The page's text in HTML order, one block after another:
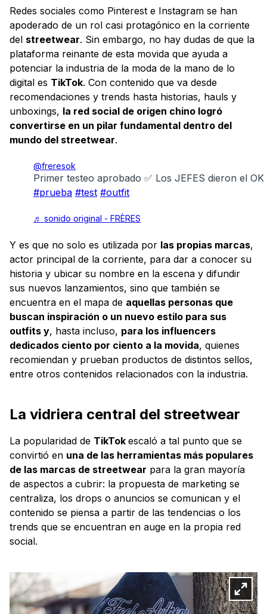
Redes sociales como Pinterest e Instagram se han
apoderado de un rol casi protagónico en la corriente
del streetwear. Sin embargo, no hay dudas de que la
plataforma reinante de esta movida que ayuda a
potenciar la industria de la moda de la mano de lo
digital es TikTok. Con contenido que va desde
recomendaciones y trends hasta historias, hauls y
unboxings, la red social de origen chino logró
convertirse en un pilar fundamental dentro del
mundo del streetwear.
@freresok
Primer testeo aprobado ✅ Los JEFES dieron el OK
#prueba #test #outfit
♬ sonido original - FRÈRES
Y es que no solo es utilizada por las propias marcas,
actor principal de la corriente, para dar a conocer su
historia y ubicar su nombre en la escena y difundir
sus nuevos lanzamientos, sino que también se
encuentra en el mapa de aquellas personas que
buscan inspiración o un nuevo estilo para sus
outfits y, hasta incluso, para los influencers
dedicados ciento por ciento a la movida, quienes
recomiendan y prueban productos de distintos sellos,
entre otros contenidos relacionados con la industria.
La vidriera central del streetwear
La popularidad de TikTok escaló a tal punto que se
convirtió en una de las herramientas más populares
de las marcas de streetwear para la gran mayoría
de aspectos a cubrir: la propuesta de marketing se
centraliza, los drops o anuncios se comunican y el
contenido se piensa a partir de las tendencias o los
trends que se encuentran en auge en la propia red
social.